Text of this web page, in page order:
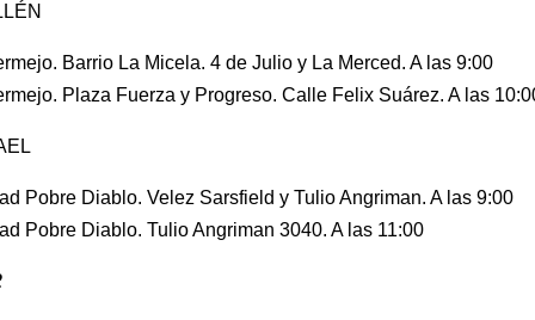
Barrio La Micela. 4 de Julio y La Merced. A las 9:00
Plaza Fuerza y Progreso. Calle Felix Suárez. A las
Pobre Diablo. Velez Sarsfield y Tulio Angriman. A las 9:00
Pobre Diablo. Tulio Angriman 3040. A las 11:00